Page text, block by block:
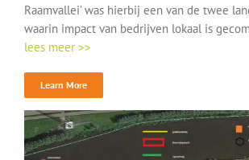
Raamvallei’ was hierbij een van de twee
waarin impact van bedrijven lokaal is
lees meer >>
Learn More